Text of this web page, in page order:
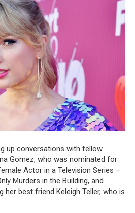
up conversations with fellow
Gomez, who was nominated for
Actor in a Television Series –
Murders in the Building, and
her best friend Keleigh Teller, who is